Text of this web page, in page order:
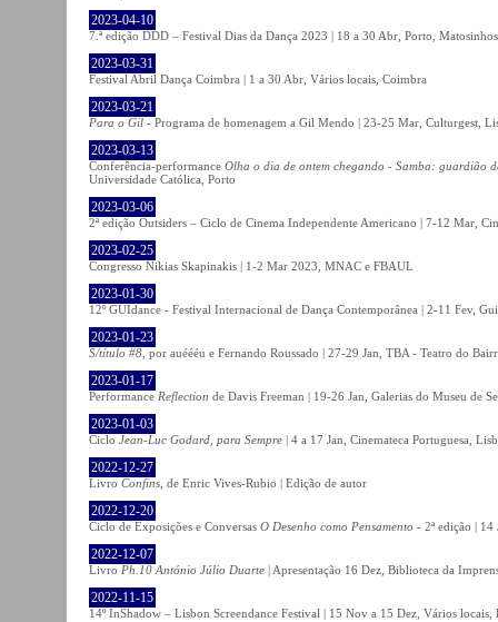
2023-04-10
7.ª edição DDD – Festival Dias da Dança 2023 | 18 a 30 Abr, Porto,
2023-03-31
Festival Abril Dança Coimbra | 1 a 30 Abr, Vários locais, Coimbra
2023-03-21
Para o Gil - Programa de homenagem a Gil Mendo | 23-25 Mar, Culturgest,
2023-03-13
Conferência-performance Olha o dia de ontem chegando - Samba: guardião
Universidade Católica, Porto
2023-03-06
2ª edição Outsiders – Ciclo de Cinema Independente Americano | 7-12 Mar,
2023-02-25
Congresso Nikias Skapinakis | 1-2 Mar 2023, MNAC e FBAUL
2023-01-30
12º GUIdance - Festival Internacional de Dança Contemporânea | 2-11 Fev,
2023-01-23
S/título #8 , por auéééu e Fernando Roussado | 27-29 Jan, TBA - Teatro do
2023-01-17
Performance Reflection de Davis Freeman | 19-26 Jan, Galerias do Museu de
2023-01-03
Ciclo Jean-Luc Godard, para Sempre | 4 a 17 Jan, Cinemateca Portuguesa,
2022-12-27
Livro Confins , de Enric Vives-Rubio | Edição de autor
2022-12-20
Ciclo de Exposições e Conversas O Desenho como Pensamento - 2ª edição |
2022-12-07
Livro Ph.10 António Júlio Duarte | Apresentação 16 Dez, Biblioteca da
2022-11-15
14º InShadow – Lisbon Screendance Festival | 15 Nov a 15 Dez, Vários locais,